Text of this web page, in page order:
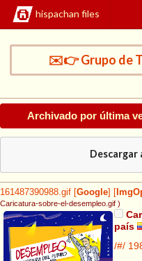
hispachan files
✉️👉 Grupo de
Archivado por última
Descargar
161487390988.gif Google
Caricatura-sobre-el-desempleo.gif )
país
/#/